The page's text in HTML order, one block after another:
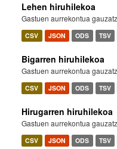
Lehen hiruhilekoa
Gastuen aurrekontua
CSV JSON ODS TSV
Bigarren hiruhilekoa
Gastuen aurrekontua
CSV JSON ODS TSV
Hirugarren hiruhilekoa
Gastuen aurrekontua
CSV JSON ODS TSV